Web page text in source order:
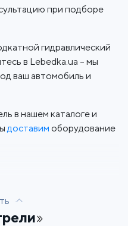
при подборе
гидравлический
в Lebedka.ua – мы
ваш автомобиль и
в нашем каталоге и
доставим оборудование